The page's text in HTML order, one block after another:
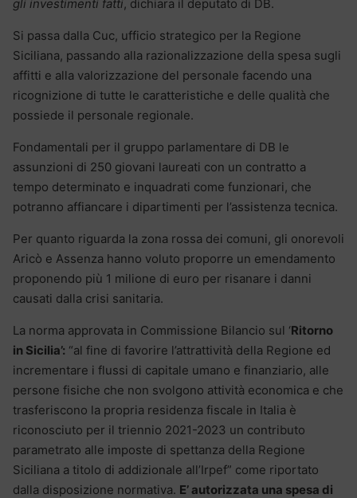
gli investimenti fatti, dichiara il deputato di DB.
Si passa dalla Cuc, ufficio strategico per la Regione
Siciliana, passando alla razionalizzazione della spesa sugli
affitti e alla valorizzazione del personale facendo una
ricognizione di tutte le caratteristiche e delle qualità che
possiede il personale regionale.
Fondamentali per il gruppo parlamentare di DB le
assunzioni di 250 giovani laureati con un contratto a
tempo determinato e inquadrati come funzionari, che
potranno affiancare i dipartimenti per l’assistenza tecnica.
Per quanto riguarda la zona rossa dei comuni, gli onorevoli
Aricò e Assenza hanno voluto proporre un emendamento
proponendo più 1 milione di euro per risanare i danni
causati dalla crisi sanitaria.
La norma approvata in Commissione Bilancio sul ‘Ritorno
in Sicilia’: “al fine di favorire l’attrattività della Regione ed
incrementare i flussi di capitale umano e finanziario, alle
persone fisiche che non svolgono attività economica e che
trasferiscono la propria residenza fiscale in Italia è
riconosciuto per il triennio 2021-2023 un contributo
parametrato alle imposte di spettanza della Regione
Siciliana a titolo di addizionale all’Irpef” come riportato
dalla disposizione normativa. E’ autorizzata una spesa di